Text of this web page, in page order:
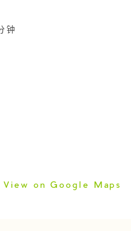
钟
View on Google Maps